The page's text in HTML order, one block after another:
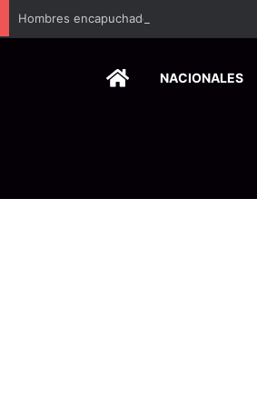
Hombres encapuchados ingresan a
HOMENACIONALES